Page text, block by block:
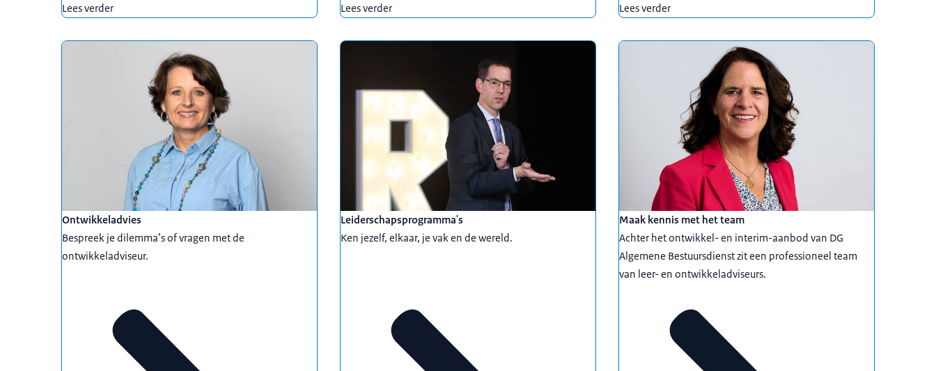
Lees verder Lees verder Lees verder
Ontwikkeladvies
Bespreek je dilemma’s of vragen met de
ontwikkeladviseur.
Leiderschapsprogramma's
Ken jezelf, elkaar, je vak en de wereld.
Maak kennis met het team
Achter het ontwikkel- en interim-aanbod van DG
Algemene Bestuursdienst zit een professioneel team
van leer- en ontwikkeladviseurs.